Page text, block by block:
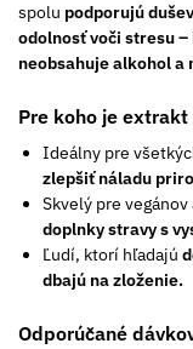
spolu podporujú
odolnosť voči stresu
neobsahuje alkohola
Pre koho je extrakt
Ideálny pre
zlepšiť náladu
Skvelý pre
doplnky stravy s
Ľudí, ktorí hľadajú
dbajú na zloženie.
Odporúčané